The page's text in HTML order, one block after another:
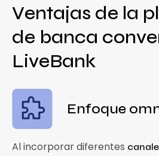
Ventajas de la
de banca
LiveBank
Enfoque
Al incorporar diferentes